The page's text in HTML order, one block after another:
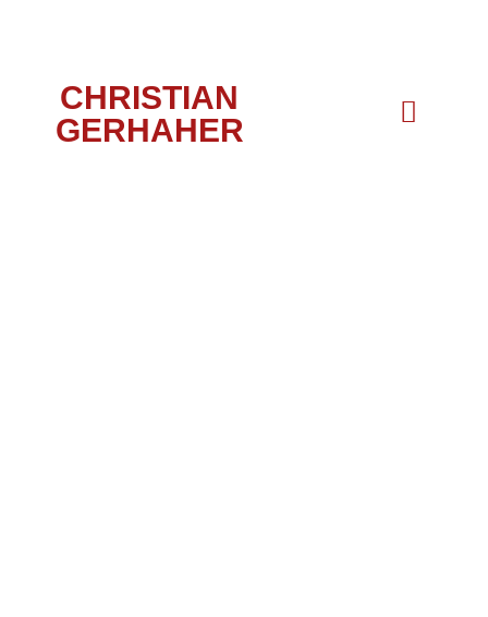
CHRISTIAN
GERHAHER